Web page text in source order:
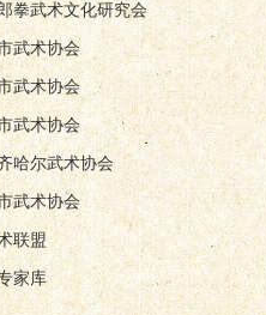
拳武术文化研究会
武术协会
武术协会
武术协会
哈尔武术协会
武术协会
联盟
家库